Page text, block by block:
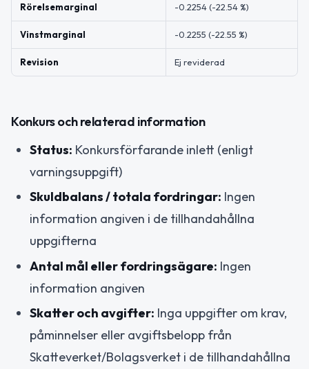
Rörelsemarginal -0.2254 (-22.54 %)
Vinstmarginal -0.2255 (-22.55 %)
Revision Ej reviderad
Konkurs och relaterad information
Status: Konkursförfarande inlett (enligt
varningsuppgift)
Skuldbalans / totala fordringar: Ingen
information angiven i de tillhandahållna
uppgifterna
Antal mål eller fordringsägare: Ingen
information angiven
Skatter och avgifter: Inga uppgifter om krav,
påminnelser eller avgiftsbelopp från
Skatteverket/Bolagsverket i de tillhandahållna